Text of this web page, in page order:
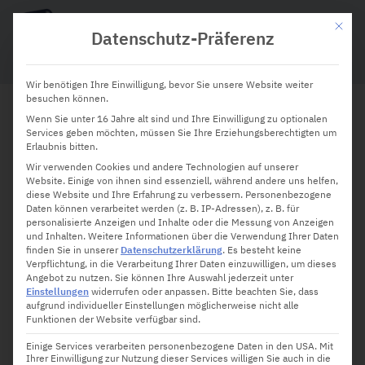
Alles im Griff: Wie Apps für
Handwerker den Stress im
Alltag mindern
Mit
Datenschutz-Präferenz
Wir benötigen Ihre Einwilligung, bevor Sie unsere Website weiter
besuchen können.
Wenn Sie unter 16 Jahre alt sind und Ihre Einwilligung zu optionalen
Services geben möchten, müssen Sie Ihre Erziehungsberechtigten um
Erlaubnis bitten.
Wir verwenden Cookies und andere Technologien auf unserer
Website. Einige von ihnen sind essenziell, während andere uns helfen,
diese Website und Ihre Erfahrung zu verbessern. Personenbezogene
Daten können verarbeitet werden (z. B. IP-Adressen), z. B. für
personalisierte Anzeigen und Inhalte oder die Messung von Anzeigen
und Inhalten. Weitere Informationen über die Verwendung Ihrer Daten
finden Sie in unserer Datenschutzerklärung. Es besteht keine
Verpflichtung, in die Verarbeitung Ihrer Daten einzuwilligen, um dieses
Angebot zu nutzen. Sie können Ihre Auswahl jederzeit unter
Einstellungen widerrufen oder anpassen. Bitte beachten Sie, dass
aufgrund individueller Einstellungen möglicherweise nicht alle
Funktionen der Website verfügbar sind.
Einige Services verarbeiten personenbezogene Daten in den USA. Mit
Ihrer Einwilligung zur Nutzung dieser Services willigen Sie auch in die